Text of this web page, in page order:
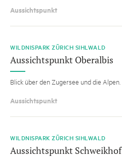
Aussichtspunkt
WILDNISPARK ZÜRICH SIHLWALD
Aussichtspunkt Oberalbis
Blick über den Zugersee und die Alpen.
Aussichtspunkt
WILDNISPARK ZÜRICH SIHLWALD
Aussichtspunkt Schweikhof